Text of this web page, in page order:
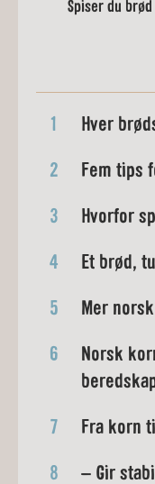
Spiser du
1 Hver
2 Fem tips
3 Hvorfor
4 Et brød,
5 Mer
6
Norsk
7 Fra korn
8 – Gir